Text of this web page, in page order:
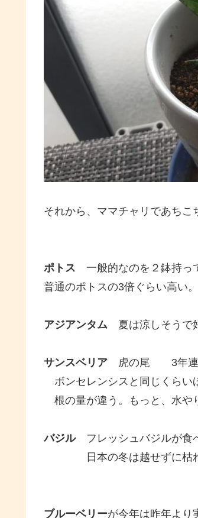
それから、ママチャリであちこ
ポトス 一般的なのを２鉢持っ
普通のポトスの3倍ぐらい高い。
アジアンタム 夏は涼しそうで
サンスベリア 虎の尾 3年連
ボンセレンシスと同じくらい
根の量が違う。もっと、水や
バジルフレッシュバジルが食
日本の冬は越せずに枯れ
ブルーベリーが今年は昨年より